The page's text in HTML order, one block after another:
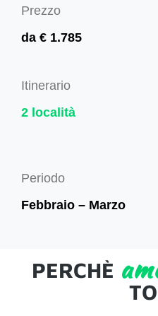
Prezzo
da € 1.785
Itinerario
2 località
Periodo
Febbraio – Marzo
PERCHÈ